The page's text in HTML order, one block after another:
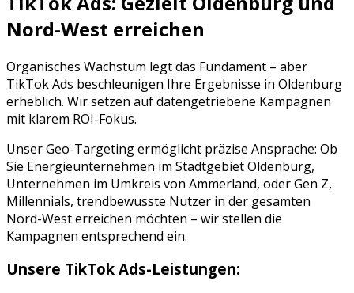
Nord-West erreichen
Organisches Wachstum legt das Fundament – aber
TikTok Ads beschleunigen Ihre Ergebnisse in Oldenburg
erheblich. Wir setzen auf datengetriebene Kampagnen
mit klarem ROI-Fokus.
Unser Geo-Targeting ermöglicht präzise Ansprache: Ob
Sie Energieunternehmen im StadtgebietOldenburg,
Unternehmen im Umkreis von Ammerland, oderGen Z,
Millennials, trendbewusste Nutzer in der gesamten
Nord-Westerreichen möchten – wir stellen die
Kampagnen entsprechend ein.
Unsere TikTok Ads-Leistungen: